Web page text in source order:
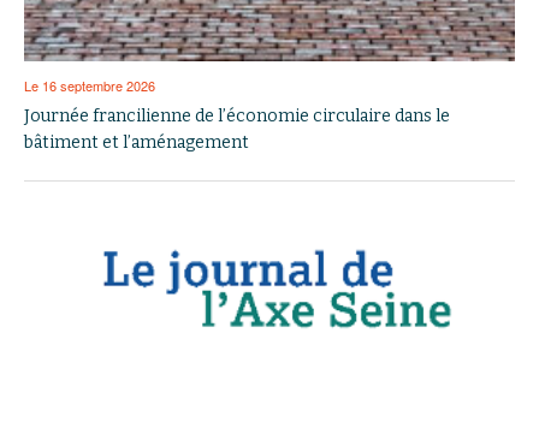
Le 16 septembre 2026
Journée francilienne de l’économie circulaire dans le
bâtiment et l’aménagement